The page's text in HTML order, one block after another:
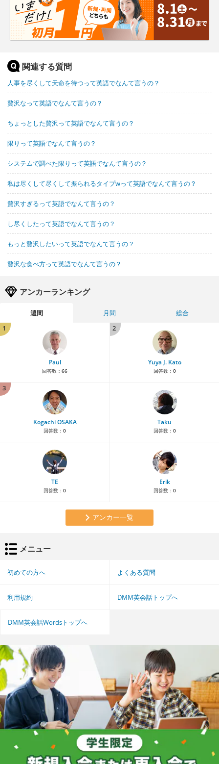
関連する質問
人事を尽くして天命を待つって英語でなんて言うの？
贅沢なって英語でなんて言うの？
ちょっとした贅沢って英語でなんて言うの？
限りって英語でなんて言うの？
システムで調べた限りって英語でなんて言うの？
私は尽くして尽くして振られるタイプwって英語でなんて言うの？
贅沢すぎるって英語でなんて言うの？
し尽くしたって英語でなんて言うの？
もっと贅沢したいって英語でなんて言うの？
贅沢な食べ方って英語でなんて言うの？
アンカーランキング
週間 月間
総合
1
Paul
回答数： 66
2
Yuya J. Kato
回答数： 0
3
Kogachi OSAKA
回答数： 0
Taku
回答数： 0
TE
回答数： 0
Erik
回答数： 0
アンカー一覧
メニュー
初めての方へ よくある質問
利用規約 DMM英会話トップへ
DMM英会話Wordsトップへ